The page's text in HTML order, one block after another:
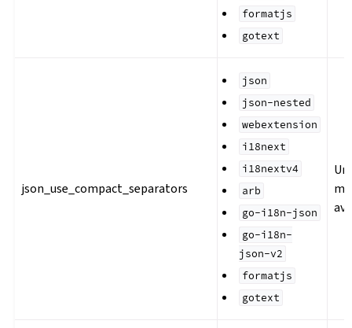
formatjs
gotext
json_use_compact_separators
json
json-nested
webextension
i18next
i18nextv4
arb
go-i18n-json
go-i18n-
json-v2
formatjs
gotext